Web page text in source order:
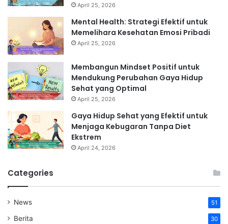
April 25, 2026
Mental Health: Strategi Efektif untuk
Memelihara Kesehatan Emosi Pribadi
April 25, 2026
Membangun Mindset Positif untuk
Mendukung Perubahan Gaya Hidup
Sehat yang Optimal
April 25, 2026
Gaya Hidup Sehat yang Efektif untuk
Menjaga Kebugaran Tanpa Diet
Ekstrem
April 24, 2026
Categories
News 51
Berita 30